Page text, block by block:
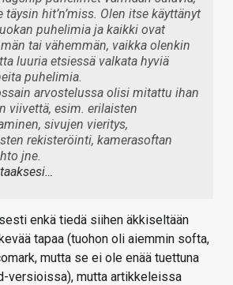
hit’n’miss. Olen itse käyttänyt
puhelimia ja kaikki ovat
tai vähemmän, vaikka olenkin
luuria etsiessä valkata hyviä
puhelimia.
arvostelussa olisi mitattu ihan
viivettä, esim. erilaisten
sivujen vieritys,
rekisteröinti, kamerasoftan
jne.
enkä tiedä siihen äkkiseltään
tapaa (tuohon oli aiemmin softa,
mutta se ei ole enää tuettuna
versioissa), mutta artikkeleissa